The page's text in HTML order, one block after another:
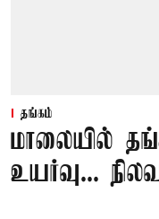
தங்கம்
மாலையில்
உயர்வு...